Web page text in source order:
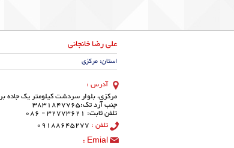
علی رضا خانجانی
استان: مرکزی
آدرس :
مرکزی، بلوار سردشت کیلومتر یک جاده
جنب آرد تک:3831847765
تلفن ثابت: 32773621 - 086
تلفن :
Emial :